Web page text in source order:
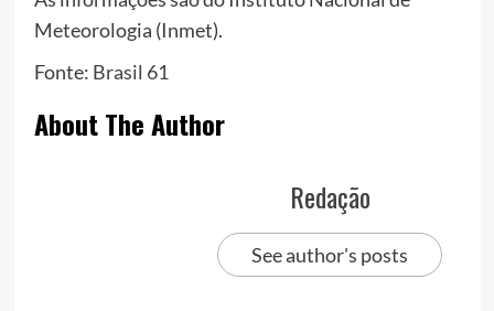
Meteorologia (Inmet).
Fonte: Brasil 61
About The Author
Redação
See author's posts